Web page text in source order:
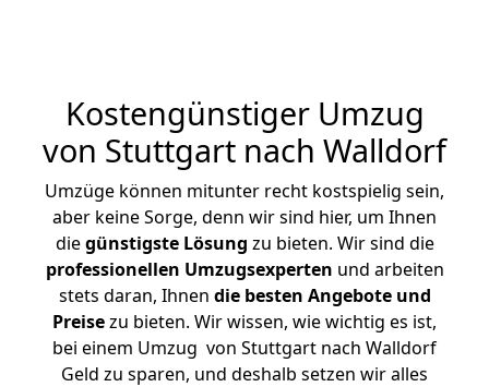
Kostengünstiger Umzug
von Stuttgart nach Walldorf
Umzüge können mitunter recht kostspielig sein,
aber keine Sorge, denn wir sind hier, um Ihnen
diegünstigste Lösung zu bieten. Wir sind die
professionellen Umzugsexperten und arbeiten
stets daran, Ihnen die besten Angebote und
Preisezu bieten. Wir wissen, wie wichtig es ist,
bei einem Umzug von Stuttgart nach Walldorf
Geld zu sparen, und deshalb setzen wir alles